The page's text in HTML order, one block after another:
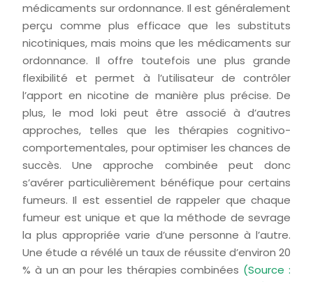
médicaments sur ordonnance. Il est généralement
perçu comme plus efficace que les substituts
nicotiniques, mais moins que les médicaments sur
ordonnance. Il offre toutefois une plus grande
flexibilité et permet à l’utilisateur de contrôler
l’apport en nicotine de manière plus précise. De
plus, le mod loki peut être associé à d’autres
approches, telles que les thérapies cognitivo-
comportementales, pour optimiser les chances de
succès. Une approche combinée peut donc
s’avérer particulièrement bénéfique pour certains
fumeurs. Il est essentiel de rappeler que chaque
fumeur est unique et que la méthode de sevrage
la plus appropriée varie d’une personne à l’autre.
Une étude a révélé un taux de réussite d’environ 20
% à un an pour les thérapies combinées (Source :